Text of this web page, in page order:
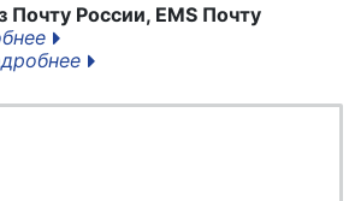
Почту России, EMS Почту